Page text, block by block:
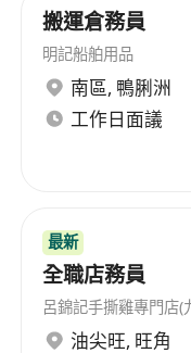
搬運倉務員
明記船舶用品
南區, 鴨脷洲
工作日面議
最新
全職店務員
呂錦記手撕雞專門店(
油尖旺, 旺角